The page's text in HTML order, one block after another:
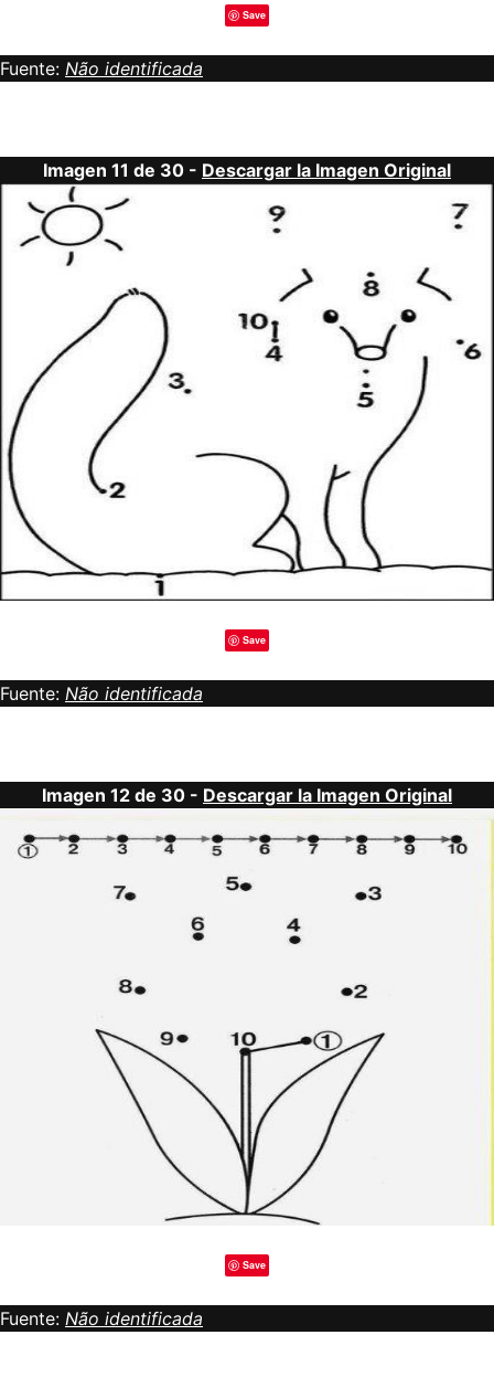
Save
Fuente: Não identificada
Imagen 11 de 30 - Descargar la Imagen Original
Save
Fuente: Não identificada
Imagen 12 de 30 - Descargar la Imagen Original
Save
Fuente: Não identificada